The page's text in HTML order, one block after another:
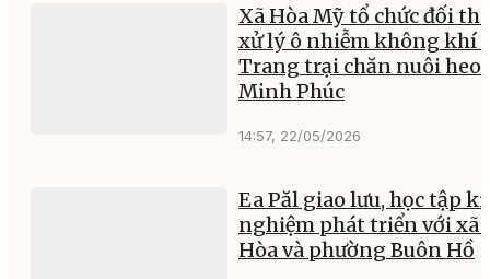
Xã Hòa Mỹ tổ chức đối
xử lý ô nhiễm không khí
Trang trại chăn nuôi heo
Minh Phúc
14:57, 22/05/2026
Ea Păl giao lưu, học tập
nghiệm phát triển với xã
Hòa và phường Buôn Hồ